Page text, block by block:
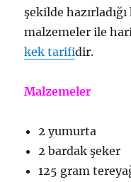
şekilde
malzemeler ile
kek tarifidir.
Malzemeler
2 yumurta
2 bardak şeker
125 gram